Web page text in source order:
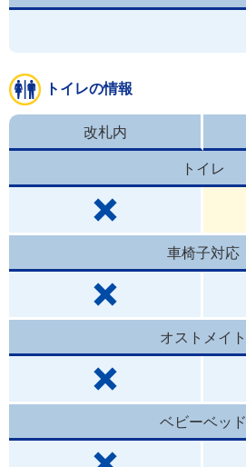
トイレの情報
改札内
トイレ
車椅子対応
オストメイト
ベビーベッド